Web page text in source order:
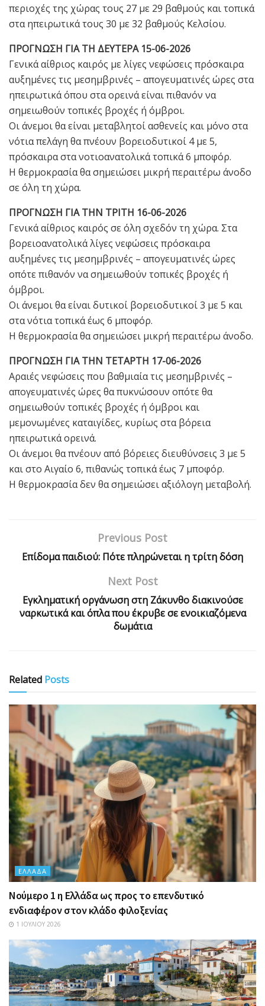
περιοχές της χώρας τους 27 με 29 βαθμούς και τοπικά
στα ηπειρωτικά τους 30 με 32 βαθμούς Κελσίου.
ΠΡΟΓΝΩΣΗ ΓΙΑ ΤΗ ΔΕΥΤΕΡΑ 15-06-2026
Γενικά αίθριος καιρός με λίγες νεφώσεις πρόσκαιρα
αυξημένες τις μεσημβρινές – απογευματινές ώρες στα
ηπειρωτικά όπου στα ορεινά είναι πιθανόν να
σημειωθούν τοπικές βροχές ή όμβροι.
Οι άνεμοι θα είναι μεταβλητοί ασθενείς και μόνο στα
νότια πελάγη θα πνέουν βορειοδυτικοί 4 με 5,
πρόσκαιρα στα νοτιοανατολικά τοπικά 6 μποφόρ.
Η θερμοκρασία θα σημειώσει μικρή περαιτέρω άνοδο
σε όλη τη χώρα.
ΠΡΟΓΝΩΣΗ ΓΙΑ ΤΗΝ ΤΡΙΤΗ 16-06-2026
Γενικά αίθριος καιρός σε όλη σχεδόν τη χώρα. Στα
βορειοανατολικά λίγες νεφώσεις πρόσκαιρα
αυξημένες τις μεσημβρινές – απογευματινές ώρες
οπότε πιθανόν να σημειωθούν τοπικές βροχές ή
όμβροι.
Οι άνεμοι θα είναι δυτικοί βορειοδυτικοί 3 με 5 και
στα νότια τοπικά έως 6 μποφόρ.
Η θερμοκρασία θα σημειώσει μικρή περαιτέρω άνοδο.
ΠΡΟΓΝΩΣΗ ΓΙΑ ΤΗΝ ΤΕΤΑΡΤΗ 17-06-2026
Αραιές νεφώσεις που βαθμιαία τις μεσημβρινές –
απογευματινές ώρες θα πυκνώσουν οπότε θα
σημειωθούν τοπικές βροχές ή όμβροι και
μεμονωμένες καταιγίδες, κυρίως στα βόρεια
ηπειρωτικά ορεινά.
Οι άνεμοι θα πνέουν από βόρειες διευθύνσεις 3 με 5
και στο Αιγαίο 6, πιθανώς τοπικά έως 7 μποφόρ.
Η θερμοκρασία δεν θα σημειώσει αξιόλογη μεταβολή.
Previous Post
Επίδομα παιδιού: Πότε πληρώνεται η τρίτη δόση
Next Post
Εγκληματική οργάνωση στη Ζάκυνθο διακινούσε
ναρκωτικά και όπλα που έκρυβε σε ενοικιαζόμενα
δωμάτια
Related Posts
ΕΛΛΆΔΑ
Nούμερο 1 η Ελλάδα ως προς το επενδυτικό
ενδιαφέρον στον κλάδο φιλοξενίας
1 ΙΟΥΛΊΟΥ 2026